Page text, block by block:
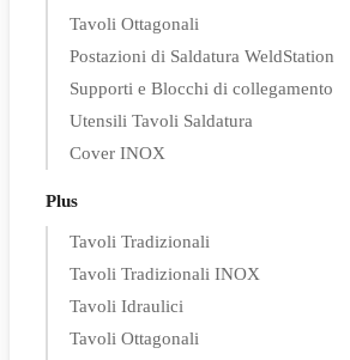
Tavoli Ottagonali
Postazioni di Saldatura WeldStation
Supporti e Blocchi di collegamento
Utensili Tavoli Saldatura
Cover INOX
Plus
Tavoli Tradizionali
Tavoli Tradizionali INOX
Tavoli Idraulici
Tavoli Ottagonali